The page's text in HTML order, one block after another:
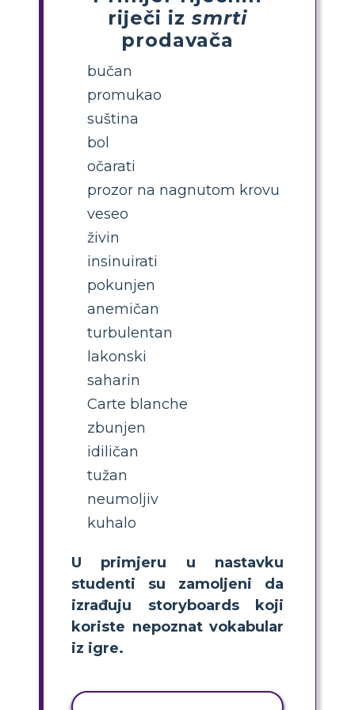
riječi izsmrti
prodavača
bučan
promukao
suština
bol
očarati
prozor na nagnutom krovu
veseo
živin
insinuirati
pokunjen
anemičan
turbulentan
lakonski
saharin
Carte blanche
zbunjen
idiličan
tužan
neumoljiv
kuhalo
U primjeru u nastavku
studenti su zamoljeni da
izrađuju storyboards koji
koriste nepoznat vokabular
iz igre.